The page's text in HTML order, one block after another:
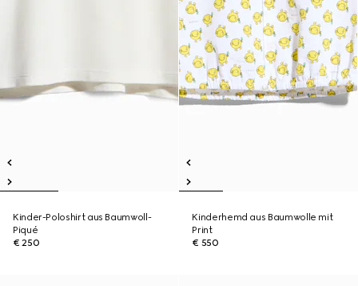
Kinder-Poloshirt aus Baumwoll-
Piqué
€ 250
Kinderhemd aus Baumwolle mit
Print
€ 550